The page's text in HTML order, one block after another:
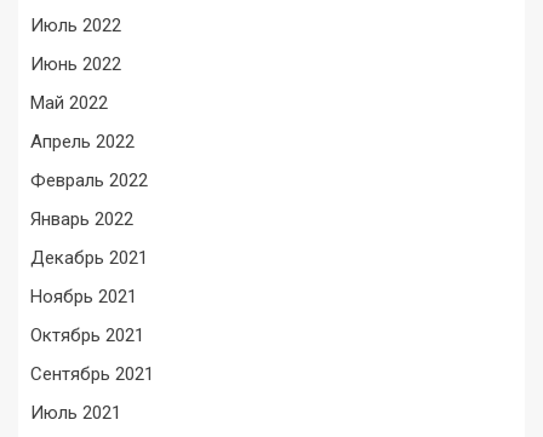
Июль 2022
Июнь 2022
Май 2022
Апрель 2022
Февраль 2022
Январь 2022
Декабрь 2021
Ноябрь 2021
Октябрь 2021
Сентябрь 2021
Июль 2021